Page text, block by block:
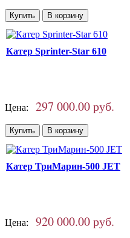
Катер Sprinter-Star 610
Цена: 297 000.00 руб.
Катер ТриМарин-500 JET
Цена: 920 000.00 руб.